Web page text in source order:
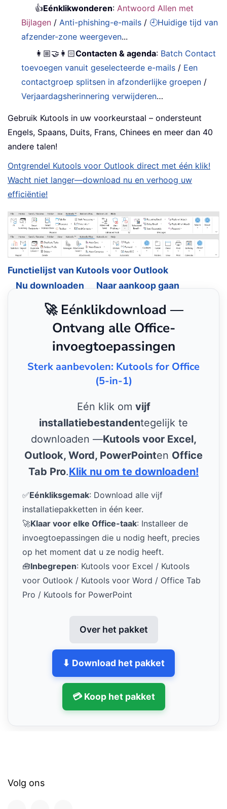
👍Eénklikwonderen: Antwoord Allen met
Bijlagen / Anti-phishing-e-mails / 🕘Huidige tijd van
afzender-zone weergeven...
👩🏼‍🤝‍👩🏻Contacten & agenda: Batch Contact
toevoegen vanuit geselecteerde e-mails / Een
contactgroep splitsen in afzonderlijke groepen /
Verjaardagsherinnering verwijderen…
Gebruik Kutools in uw voorkeurstaal – ondersteunt
Engels, Spaans, Duits, Frans, Chinees en meer dan 40
andere talen!
Ontgrendel Kutools voor Outlook direct met één klik!
Wacht niet langer—download nu en verhoog uw
efficiëntie!
Functielijst van Kutools voor Outlook
Nu downloaden
Naar aankoop gaan
🚀 Eénklikdownload —
Ontvang alle Office-
invoegtoepassingen
Sterk aanbevolen: Kutools for Office
(5-in-1)
Eén klik om vijf
installatiebestandentegelijk te
downloaden —Kutools voor Excel,
Outlook, Word, PowerPointen Office
Tab Pro.Klik nu om te downloaden!
✅Eénkliksgemak: Download alle vijf
installatiepakketten in één keer.
🚀Klaar voor elke Office-taak: Installeer de
invoegtoepassingen die u nodig heeft, precies
op het moment dat u ze nodig heeft.
🧰Inbegrepen: Kutools voor Excel / Kutools
voor Outlook / Kutools voor Word / Office Tab
Pro / Kutools for PowerPoint
Over het pakket
⬇ Download het pakket
💳 Koop het pakket
Volg ons